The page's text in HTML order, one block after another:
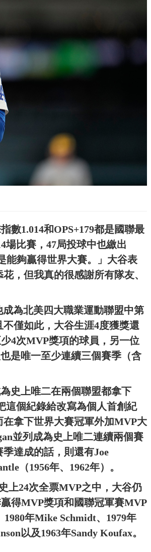
數1.014和OPS+179都是國聯最
場比賽，47局投球中也繳出
能夠贏得世界大賽。」大谷表
，但我真的很感謝所有隊友、
為北美四大職業運動聯盟中第
僅如此，大谷生涯4度獲獎還
4次MVP獎項的球員，另一位
是唯一至少連續三個賽季（含
史上唯二在兩個聯盟都拿下
這個紀錄給改寫為個人首創紀
拿下世界大賽冠軍外加MVP大
並列成為史上唯二連續兩個賽
達成的話，則還有Joe
（1956年、1962年）。
上24次全票MVP之中，大谷仍
得MVP獎項和國聯冠軍賽MVP
年Mike Schmidt、1979年
以及1963年Sandy Koufax。